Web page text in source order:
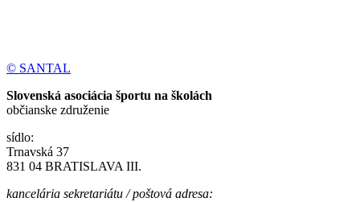
© SANTAL
Slovenská asociácia športu na školách
občianske združenie
sídlo:
Trnavská 37
831 04 BRATISLAVA III.
kancelária sekretariátu / poštová adresa: